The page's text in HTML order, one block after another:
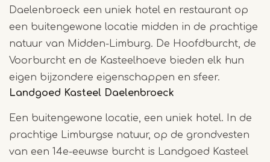
Daelenbroeck een uniek hotel en restaurant op
een buitengewone locatie midden in de prachtige
natuur van Midden-Limburg. De Hoofdburcht, de
Voorburcht en de Kasteelhoeve bieden elk hun
eigen bijzondere eigenschappen en sfeer.
Landgoed Kasteel Daelenbroeck
Een buitengewone locatie, een uniek hotel. In de
prachtige Limburgse natuur, op de grondvesten
van een 14e-eeuwse burcht is Landgoed Kasteel